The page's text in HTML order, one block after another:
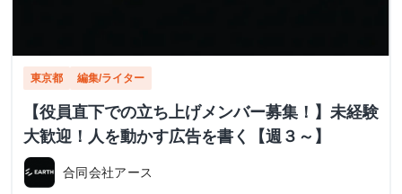
東京都 編集/ライター
【役員直下での立ち上げメンバー募集！】未経験
大歓迎！人を動かす広告を書く【週３～】
合同会社アース